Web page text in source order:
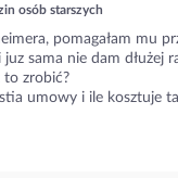
osób starszych
pomagałam mu
juz sama nie dam dłużej
to zrobić?
umowy i ile kosztuje